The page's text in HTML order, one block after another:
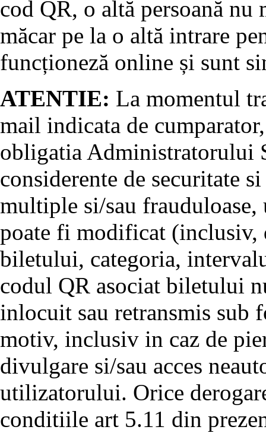
cod QR, o altă persoană nu
măcar pe la o altă intrare
funcționeză online și sunt
ATENTIE: La momentul
mail indicata de
obligatia Administratorului
considerente de securitate
multiple si/sau
poate fi modificat (inclusiv,
biletului, categoria,
codul QR asociat biletului
inlocuit sau retransmis sub
motiv, inclusiv in caz de
divulgare si/sau acces
utilizatorului. Orice
conditiile art 5.11 din